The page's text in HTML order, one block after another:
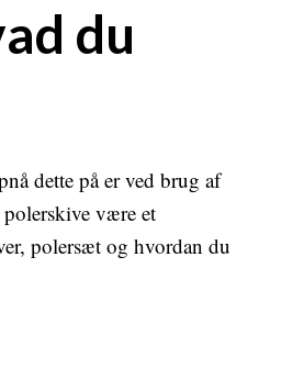
du
dette på er ved brug af
være et
polersæt og hvordan du